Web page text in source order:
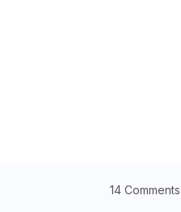
14 Comments